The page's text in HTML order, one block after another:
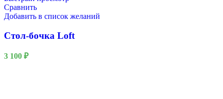
Сравнить
Добавить в список желаний
Стол-бочка Loft
3 100 ₽